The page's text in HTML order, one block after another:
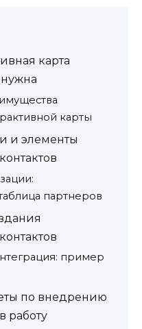
карта
нужна
карты
и элементы
партнеров
пример
по внедрению
работу